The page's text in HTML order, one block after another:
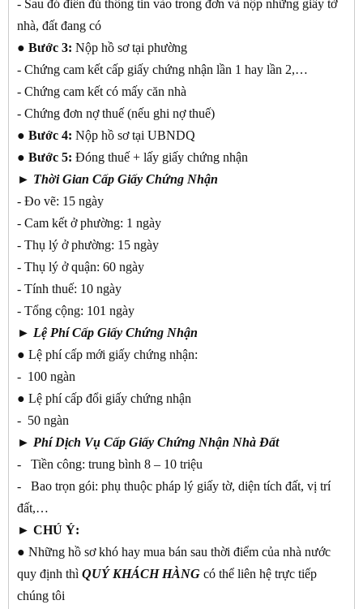
- Sau đó điền đủ thông tin vào trong đơn và nộp những giấy tờ
nhà, đất đang có
● Bước 3: Nộp hồ sơ tại phường
- Chứng cam kết cấp giấy chứng nhận lần 1 hay lần 2,…
- Chứng cam kết có mấy căn nhà
- Chứng đơn nợ thuế (nếu ghi nợ thuế)
● Bước 4: Nộp hồ sơ tại UBNDQ
● Bước 5: Đóng thuế + lấy giấy chứng nhận
► Thời Gian Cấp Giấy Chứng Nhận
- Đo vẽ: 15 ngày
- Cam kết ở phường: 1 ngày
- Thụ lý ở phường: 15 ngày
- Thụ lý ở quận: 60 ngày
- Tính thuế: 10 ngày
- Tổng cộng: 101 ngày
► Lệ Phí Cấp Giấy Chứng Nhận
● Lệ phí cấp mới giấy chứng nhận:
- 100 ngàn
● Lệ phí cấp đổi giấy chứng nhận
- 50 ngàn
► Phí Dịch Vụ Cấp Giấy Chứng Nhận Nhà Đất
- Tiền công: trung bình 8 – 10 triệu
- Bao trọn gói: phụ thuộc pháp lý giấy tờ, diện tích đất, vị trí
đất,…
► CHÚ Ý:
● Những hồ sơ khó hay mua bán sau thời điểm của nhà nước
quy định thì QUÝ KHÁCH HÀNG có thể liên hệ trực tiếp
chúng tôi